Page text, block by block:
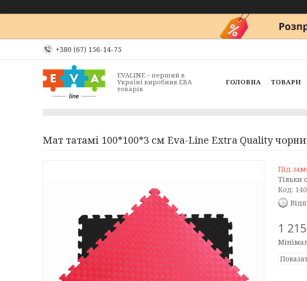
+380 (67) 156-14-75
EVALINE – перший в
Україні виробник ЕВА
товарів
ГОЛОВНА ТОВАРИ
Мат татамі 100*100*3 см Eva-Line Extra Quality
Під
Тільки
Код:
1